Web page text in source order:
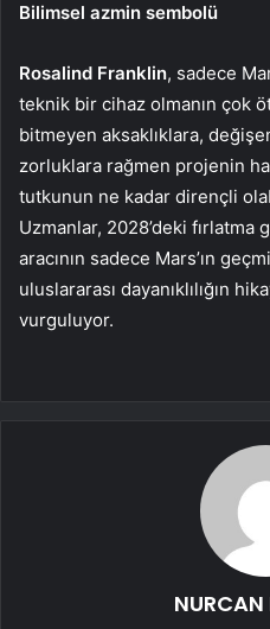
Bilimsel azmin sembolü
Rosalind Franklin, sadece
teknik bir cihaz olmanın çok
bitmeyen aksaklıklara,
zorluklara rağmen projenin
tutkunun ne kadar dirençli
Uzmanlar, 2028’deki
aracının sadece Mars’ın
uluslararası dayanıklılığın
vurguluyor.